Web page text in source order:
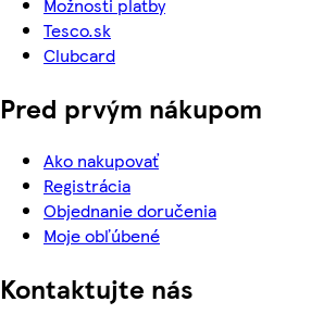
Možnosti platby
Tesco.sk
Clubcard
Pred prvým nákupom
Ako nakupovať
Registrácia
Objednanie doručenia
Moje obľúbené
Kontaktujte nás